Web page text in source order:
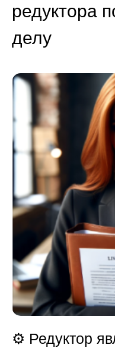
редуктора
делу
⚙️ Редуктор